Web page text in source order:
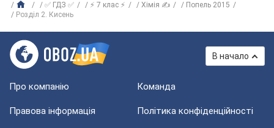
✅ ГДЗ ✅ ⚡ 7 клас ⚡ Хімія ✍
Попель 2015
Розділ 2. Кисень
В начало
Про компанію Команда
Правова інформація Політика конфіденційності